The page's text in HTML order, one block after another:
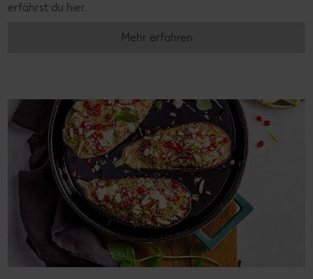
erfährst du hier.
Mehr erfahren